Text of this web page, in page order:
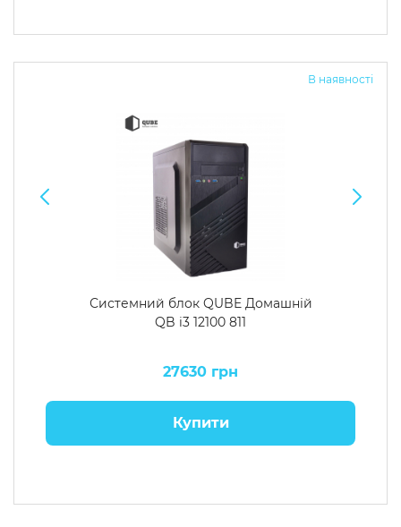
В наявності
Системний блок QUBE Домашній
QB i3 12100 811
27630 грн
Купити